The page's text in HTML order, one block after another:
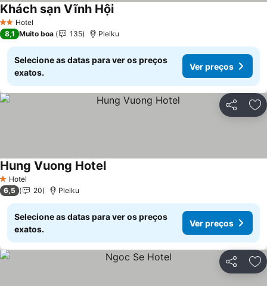
2 Estrelas
Hotel
Khách sạn Vĩnh Hội
8,1 Muito boa 135 Pleiku
Selecione as datas para ver os preços
exatos.
Ver preços
Partilhar
1 Estrelas
Hotel
Hung Vuong Hotel
6,5 20 Pleiku
Selecione as datas para ver os preços
exatos.
Ver preços
Partilhar